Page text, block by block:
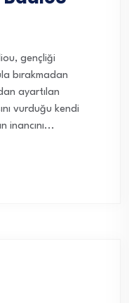
gençliği
bırakmadan
ayartılan
vurduğu kendi
inancını...